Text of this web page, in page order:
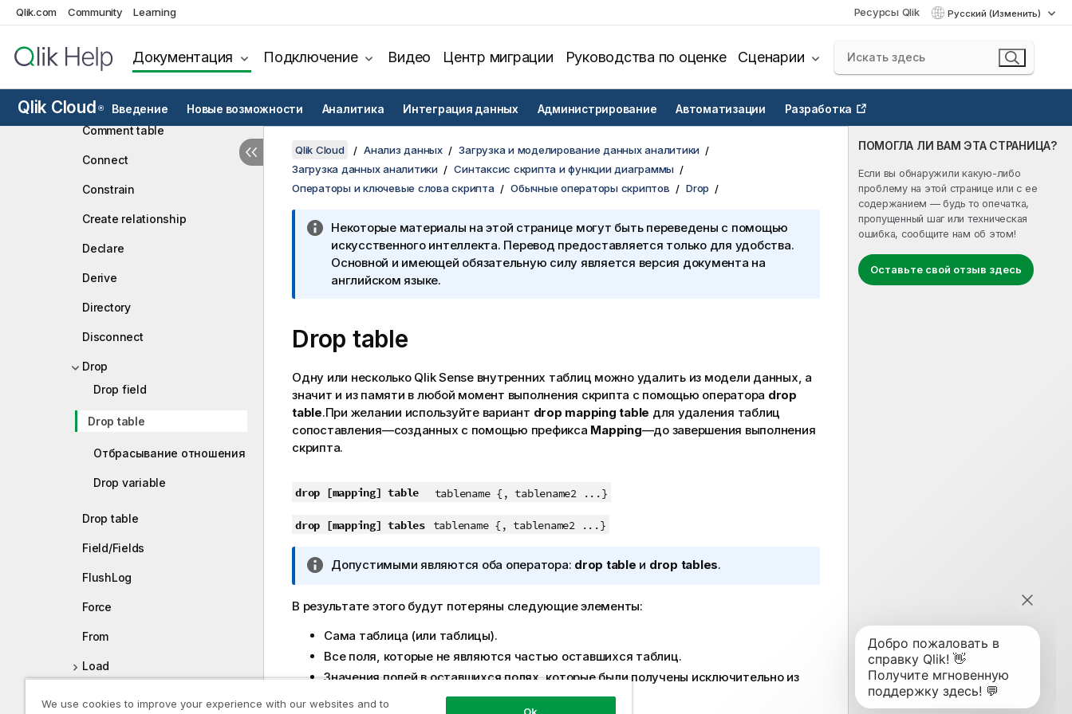
Qlik.com Community Learning Ресурсы Qlik Русский (Изменить)
Документация Подключение Видео Центр миграции Руководства по оценке Сценарии
Qlik Cloud ® Введение Новые возможности Аналитика Интеграция данных Администрирование Автоматизации Разработка
Alias
Binary
Comment field
Comment table
Connect
Constrain
Create relationship
Declare
Derive
Directory
Disconnect
Drop
Drop field
Drop table
Отбрасывание отношения
Drop variable
Drop table
Field/Fields
FlushLog
Force
From
Load
ПОМОГЛА ЛИ ВАМ ЭТА СТРАНИЦА?
Если вы обнаружили какую-либо
проблему на этой странице или с ее
содержанием — будь то опечатка,
пропущенный шаг или техническая
ошибка, сообщите нам об этом!
Оставьте свой отзыв здесь
Qlik Cloud Анализ данных
Загрузка и моделирование данных аналитики
Загрузка данных аналитики
Синтаксис скрипта и функции диаграммы
Операторы и ключевые слова скрипта
Обычные операторы скриптов Drop
Некоторые материалы на этой странице могут быть переведены с помощью
искусственного интеллекта. Перевод предоставляется только для удобства.
Основной и имеющей обязательную силу является версия документа на
английском языке.
Drop table
Одну или несколько Qlik Senseвнутренних таблиц можно удалить из модели данных, а
значит и из памяти в любой момент выполнения скрипта с помощью оператора drop
table.При желании используйте вариант drop mapping table для удаления таблиц
сопоставления—созданных с помощью префикса Mapping—до завершения выполнения
скрипта.
drop [mapping] table tablename {, tablename2 ...}
drop [mapping] tables tablename {, tablename2 ...}
П
е
ч
и
Допустимыми являются оба оператора: drop table и drop tables.
В результате этого будут потеряны следующие элементы:
Сама таблица (или таблицы).
Все поля, которые не являются частью оставшихся таблиц.
Значения полей в оставшихся полях, которые были получены исключительно из
удаленной таблицы (или таблиц).
We use cookies to improve your experience with our websites and to